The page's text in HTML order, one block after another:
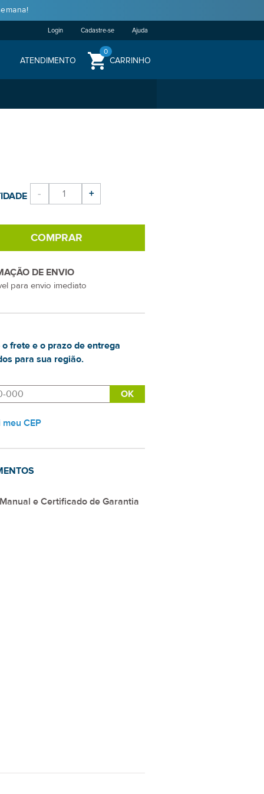
Login Cadastre-se Ajuda
ATENDIMENTO CARRINHO
0
- +
COMPRAR
DE ENVIO
para envio imediato
frete e o prazo de entrega
para sua região.
CEP
Manual e Certificado de Garantia